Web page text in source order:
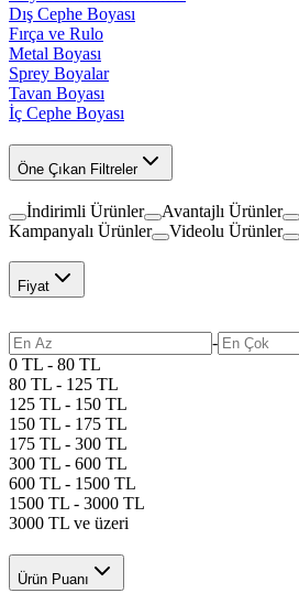
Dış Cephe Boyası
Fırça ve Rulo
Metal Boyası
Sprey Boyalar
Tavan Boyası
İç Cephe Boyası
Öne Çıkan Filtreler
İndirimli Ürünler Avantajlı Ürünler
Kampanyalı Ürünler
Videolu Ürünler
Fiyat
-
0 TL - 80 TL
80 TL - 125 TL
125 TL - 150 TL
150 TL - 175 TL
175 TL - 300 TL
300 TL - 600 TL
600 TL - 1500 TL
1500 TL - 3000 TL
3000 TL ve üzeri
Ürün Puanı